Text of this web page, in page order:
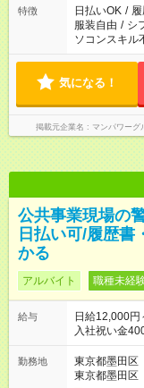
特徴 日払いOK /
服装自由 / シ
ソコンスキル
気になる！
掲載元企業名 マンパワー
公共事業現場の
日払い可/履歴書
かる
アルバイト 職種未経
給与
日給12,000円
勤務地
東京都墨田区
東京都墨田区